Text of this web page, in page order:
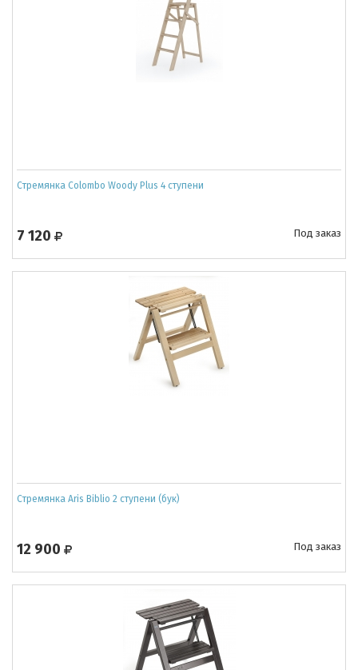
Cтремянка Colombo Woody Plus 4 ступени
7 120 Под заказ
Cтремянка Aris Biblio 2 ступени (бук)
12 900 Под заказ